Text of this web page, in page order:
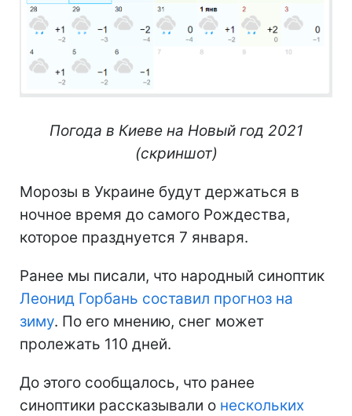
Погода в Киеве на Новый год 2021
(скриншот)
Морозы в Украине будут держаться в
ночное время до самого Рождества,
которое празднуется 7 января.
Ранее мы писали, что народный синоптик
Леонид Горбань составил прогноз на
зиму. По его мнению, снег может
пролежать 110 дней.
До этого сообщалось, что ранее
синоптики рассказывали о нескольких